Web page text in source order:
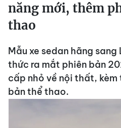
năng mới, thêm
thao
Mẫu xe sedan hãng sang
thức ra mắt phiên bản
cấp nhỏ về nội thất,
bản thể thao.